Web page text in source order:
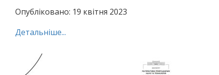
Опубліковано: 19 квітня 2023
Детальніше...